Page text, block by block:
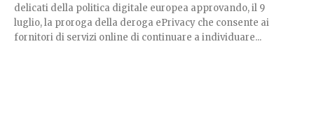
delicati della politica digitale europea approvando, il 9
luglio, la proroga della deroga ePrivacy che consente ai
fornitori di servizi online di continuare a individuare...